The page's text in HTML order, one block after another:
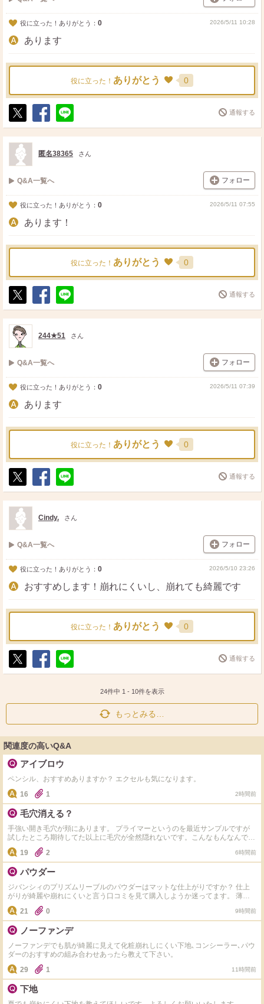
役に立った！ありがとう： 0 2026/5/11 10:28
あります
役に立った！ ありがとう 0
ポ
ス
ト
シ
ェ
送
る
通報する
匿名38365 さん
Q&A一覧へ フォロー
役に立った！ありがとう： 0 2026/5/11 07:55
あります！
役に立った！ ありがとう 0
ポ
ス
ト
シ
ェ
送
る
通報する
244★51 さん
Q&A一覧へ フォロー
役に立った！ありがとう： 0 2026/5/11 07:39
あります
役に立った！ ありがとう 0
ポ
ス
ト
シ
ェ
送
る
通報する
Cindy. さん
Q&A一覧へ フォロー
役に立った！ありがとう： 0 2026/5/10 23:26
おすすめします！崩れにくいし、崩れても綺麗です
役に立った！ ありがとう 0
ポ
シ
送
通報する
24件中 1 - 10件を表示
もっとみる…
関連度の高いQ&A
アイブロウ
ペンシル、おすすめありますか？ エクセルも気になります。
16
1 2時間前
毛穴消える？
手強い開き毛穴が頬にあります。 プライマーというのを最近サンプルですが
試したところ期待してた以上に毛穴が全然隠れないです。こんなもんなんでし
ょうか？ それともぬった瞬間から毛穴が消えて綺麗な仕上がりのプライマー
はあるのでしょうか？
19 2 6時間前
パウダー
ジバンシィのプリズムリーブルのパウダーはマットな仕上がりですか？ 仕上
がりが綺麗や崩れにくいと言う口コミを見て購入しようか迷ってます。 薄肌
の混合肌で適度なツヤがある仕上がりが好きです。他におすすめあれば教えて
ください。
21 0 9時間前
ノーファンデ
ノーファンデでも肌が綺麗に見えて化粧崩れしにくい下地､コンシーラー､パウ
ダーのおすすめの組み合わせあったら教えて下さい。
29
1 11時間前
下地